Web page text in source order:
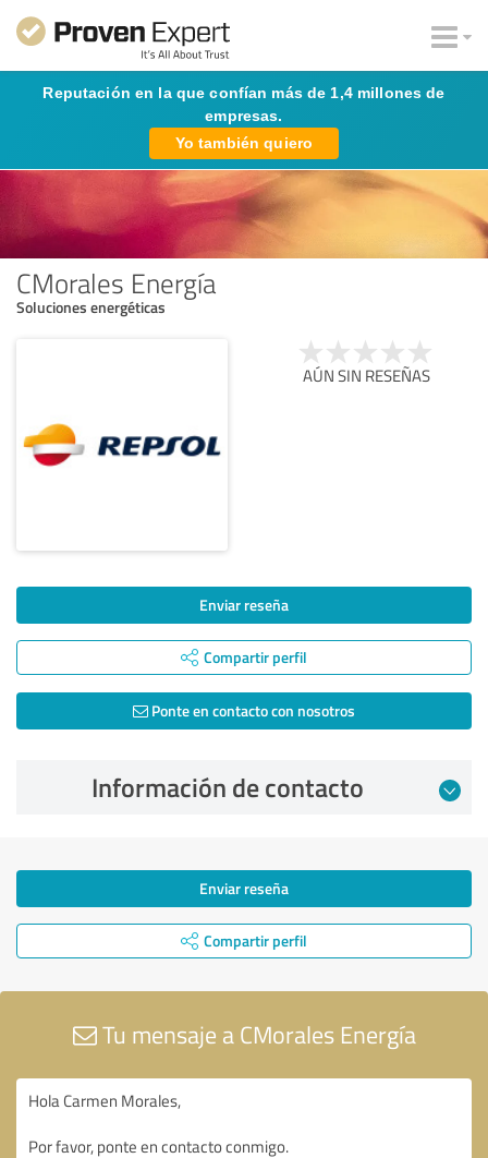
Reputación en la que confían más de 1,4 millones de
empresas.
Yo también quiero
CMorales Energía
Soluciones energéticas
AÚN SIN RESEÑAS
Enviar reseña
Compartir perfil
Ponte en contacto con nosotros
Información de contacto
Enviar reseña
Compartir perfil
Tu mensaje a CMorales Energía